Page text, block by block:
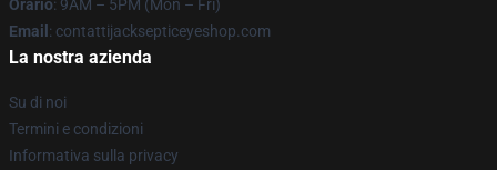
Orario: 9AM – 5PM (Mon – Fri)
Email : contattijacksepticeyeshop.com
La nostra azienda
Su di noi
Termini e condizioni
Informativa sulla privacy